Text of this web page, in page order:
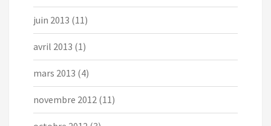
juin 2013 (11)
avril 2013 (1)
mars 2013 (4)
novembre 2012 (11)